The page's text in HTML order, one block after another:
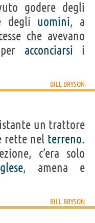
godere degli
degli uomini, a
che avevano
acconciarsi i
BILL BRYSON
un trattore
rette nel terreno.
c’era solo
, amena e
BILL BRYSON